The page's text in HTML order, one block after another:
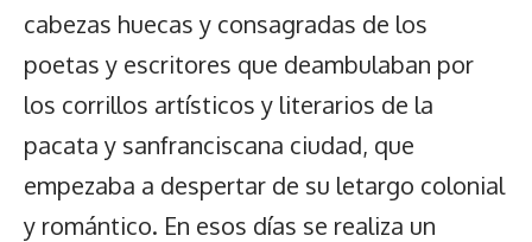
cabezas huecas y consagradas de los
poetas y escritores que deambulaban por
los corrillos artísticos y literarios de la
pacata y sanfranciscana ciudad, que
empezaba a despertar de su letargo colonial
y romántico. En esos días se realiza un